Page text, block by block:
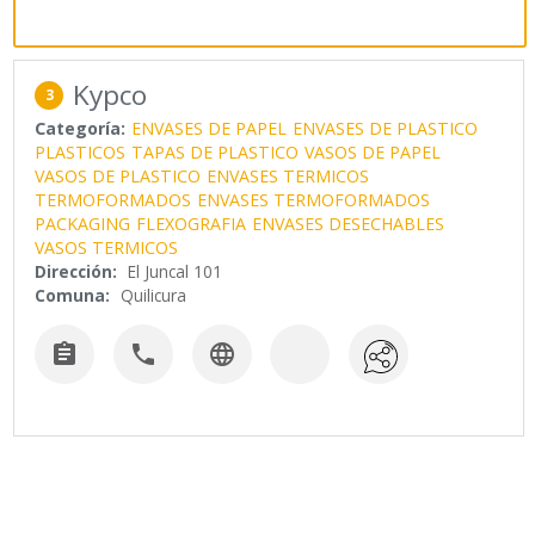
3 Kypco
Categoría: ENVASES DE PAPEL ENVASES DE PLASTICO
PLASTICOS TAPAS DE PLASTICO VASOS DE PAPEL
VASOS DE PLASTICO ENVASES TERMICOS
TERMOFORMADOS ENVASES TERMOFORMADOS
PACKAGING FLEXOGRAFIA ENVASES DESECHABLES
VASOS TERMICOS
Dirección: El Juncal 101
Comuna: Quilicura
  